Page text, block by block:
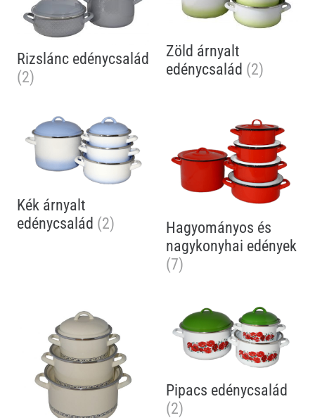
Rizslánc edénycsalád
(2)
Zöld árnyalt
edénycsalád (2)
Kék árnyalt
edénycsalád (2)
Hagyományos és
nagykonyhai edények
(7)
Pipacs edénycsalád
(2)